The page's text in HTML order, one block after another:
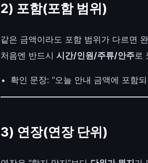
2) 포함(포함 범위)
같은 금액이라도 포함 범위가 다르면
처음엔 반드시 시간/인원/주류/안주로
확인 문장: “오늘 안내 금액에 포함
3) 연장(연장 단위)